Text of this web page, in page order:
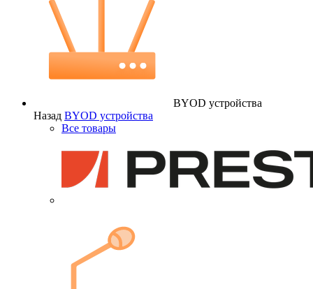
BYOD устройства
Назад BYOD устройства
Все товары